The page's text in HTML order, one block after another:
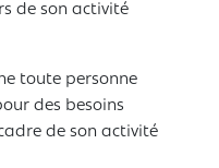
de son activité
toute personne
des besoins
de son activité